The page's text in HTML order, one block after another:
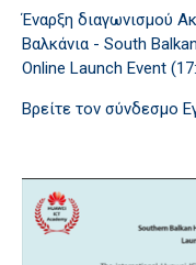
Έναρξη διαγωνισμού
Βαλκάνια - South
Online Launch Event
Βρείτε τον σύνδεσμο